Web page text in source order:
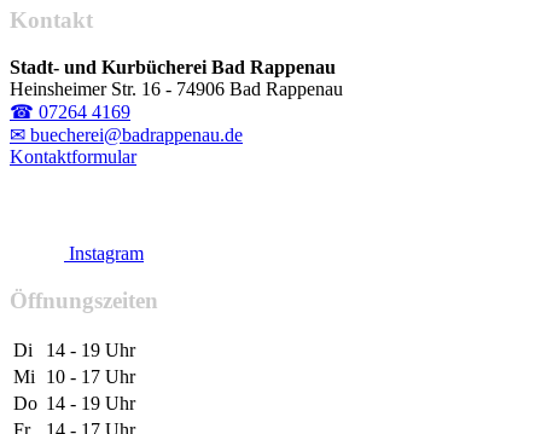
Kontakt
Stadt- und Kurbücherei Bad Rappenau
Heinsheimer Str. 16 - 74906 Bad Rappenau
☎ 07264 4169
✉ buecherei@badrappenau.de
Kontaktformular
Instagram
Öffnungszeiten
Di
14 - 19 Uhr
Mi
10 - 17 Uhr
Do 14 - 19 Uhr